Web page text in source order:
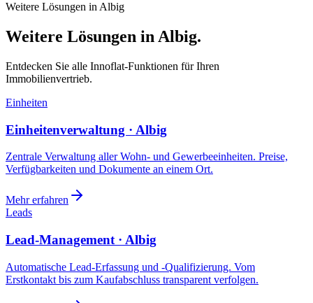
Weitere Lösungen in Albig
Weitere Lösungen in Albig.
Entdecken Sie alle Innoflat-Funktionen für Ihren
Immobilienvertrieb.
Einheiten
Einheitenverwaltung · Albig
Zentrale Verwaltung aller Wohn- und Gewerbeeinheiten. Preise,
Verfügbarkeiten und Dokumente an einem Ort.
Mehr erfahren
Leads
Lead-Management · Albig
Automatische Lead-Erfassung und -Qualifizierung. Vom
Erstkontakt bis zum Kaufabschluss transparent verfolgen.